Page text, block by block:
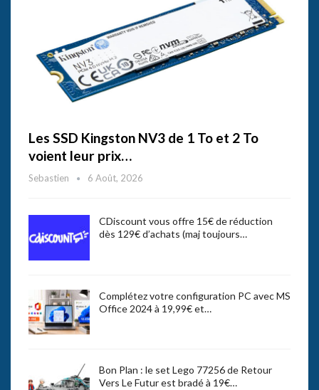
Les SSD Kingston NV3 de 1 To et 2 To
voient leur prix…
Sebastien 6 Août, 2026
CDiscount vous offre 15€ de réduction
dès 129€ d’achats (maj toujours…
Complétez votre configuration PC avec MS
Office 2024 à 19,99€ et…
Bon Plan : le set Lego 77256 de Retour
Vers Le Futur est bradé à 19€…